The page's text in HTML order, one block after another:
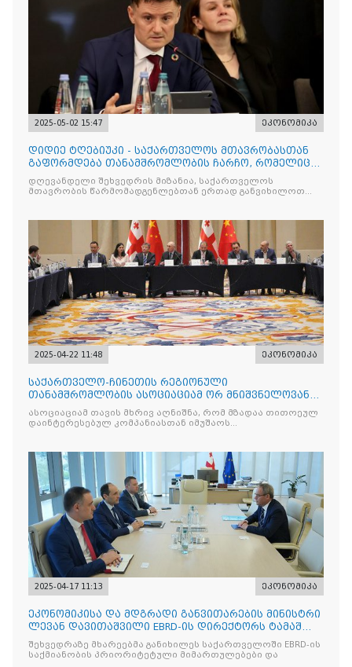
2025-05-02 15:47 ეკონომიკა
დიდიე ტღებიუკი - საქართველოს მთავრობასთან
გაფორმდება თანამშრომლობის ჩარჩო, რომელიც
იქნება მნიშვნელოვ
დღევანდელი შეხვედრის მიზანია, საქართველოს
მთავრობის წარმომადგენლებთან ერთად განვიხილოთ
2025-04-22 11:48 ეკონომიკა
საქართველო-ჩინეთის რეგიონული
თანამშრომლობის ასოციაციამ ორ მნიშვნელოვან
მემორანდუმს მოაწერა ხელი
ასოციაციამ თავის მხრივ აღნიშნა, რომ მზადაა თითოეულ
დაინტერესებულ კომპანიასთან იმუშაოს
2025-04-17 11:13 ეკონომიკა
ეკონომიკისა და მდგრადი განვითარების მინისტრი
ლევან დავითაშვილი EBRD-ის დირექტორს ტამაშ
ვოჟნიტს შეხვდ
შეხვედრაზე მხარეებმა განიხილეს საქართველოში EBRD-ის
საქმიანობის პრიორიტეტული მიმართულებები და